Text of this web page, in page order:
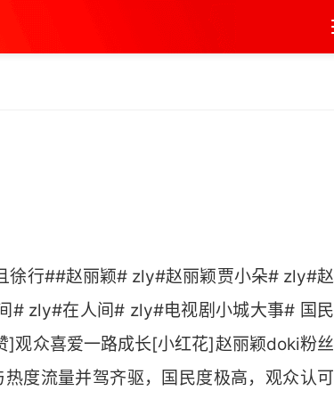
徐行##赵丽颖# zly#赵丽颖贾小朵# zly#赵
# zly#在人间# zly#电视剧小城大事# 国民
观众喜爱一路成长[小红花]赵丽颖doki粉丝
热度流量并驾齐驱，国民度极高，观众认可